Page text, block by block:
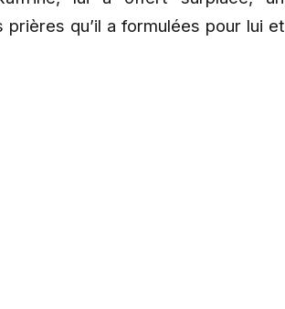
qu’il a formulées pour lui et